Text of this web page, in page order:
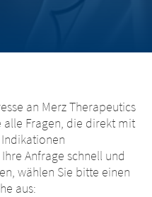
an Merz Therapeutics
Fragen, die direkt mit
Anfrage schnell und
wählen Sie bitte einen
aus: